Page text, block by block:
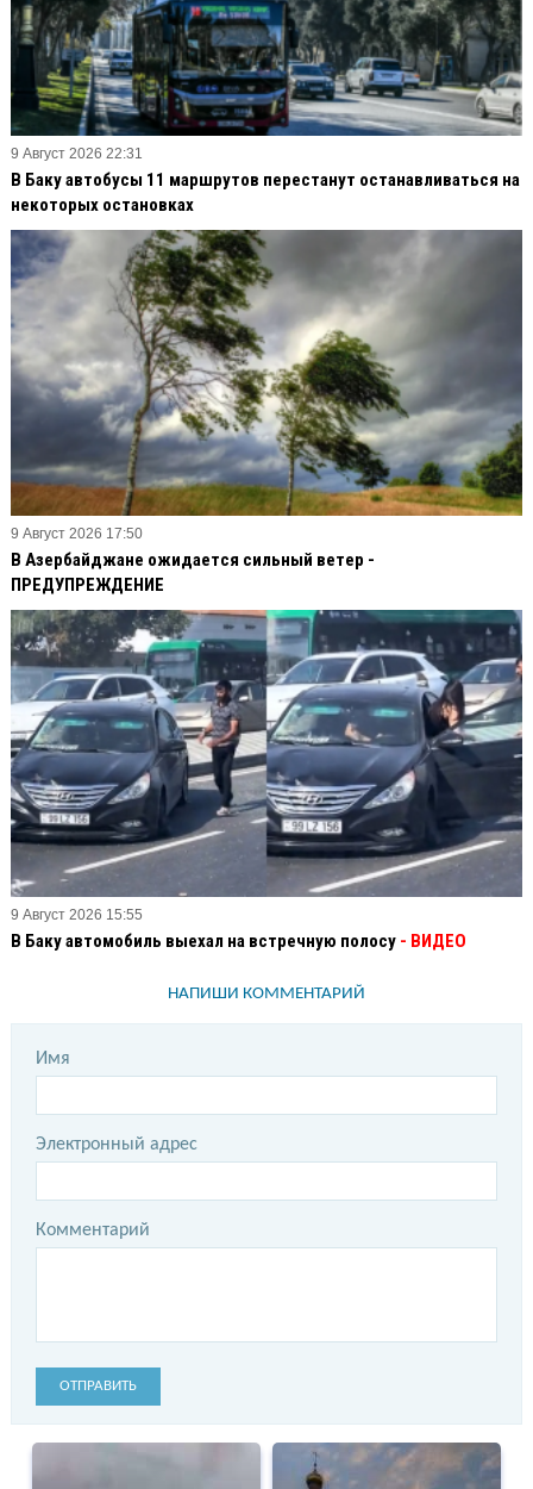
9 Август 2026 22:31
В Баку автобусы 11 маршрутов перестанут останавливаться на
некоторых остановках
9 Август 2026 17:50
В Азербайджане ожидается сильный ветер -
ПРЕДУПРЕЖДЕНИЕ
9 Август 2026 15:55
В Баку автомобиль выехал на встречную полосу - ВИДЕО
НАПИШИ КОММЕНТАРИЙ
Имя
Электронный адрес
Комментарий
ОТПРАВИТЬ